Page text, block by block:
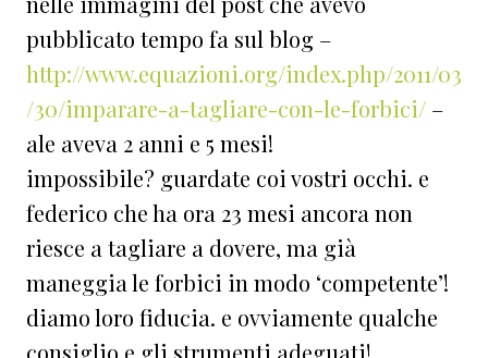
pubblicato tempo fa sul blog –
http://www.equazioni.org/index.php/2011/03
/30/imparare-a-tagliare-con-le-forbici/ –
ale aveva 2 anni e 5 mesi!
impossibile? guardate coi vostri occhi. e
federico che ha ora 23 mesi ancora non
riesce a tagliare a dovere, ma già
maneggia le forbici in modo ‘competente’!
diamo loro fiducia. e ovviamente qualche
consiglio e gli strumenti adeguati!